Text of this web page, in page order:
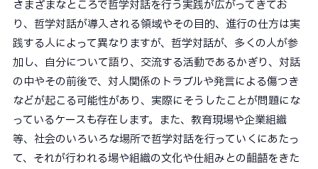
さまざまなところで哲学対話を行う実践が広がってきてお
り、哲学対話が導入される領域やその目的、進行の仕方は実
践する人によって異なりますが、哲学対話が、多くの人が参
加し、自分について語り、交流する活動であるかぎり、対話
の中やその前後で、対人関係のトラブルや発言による傷つき
などが起こる可能性があり、実際にそうしたことが問題にな
っているケースも存在します。また、教育現場や企業組織
等、社会のいろいろな場所で哲学対話を行っていくにあたっ
て、それが行われる場や組織の文化や仕組みとの齟齬をきた